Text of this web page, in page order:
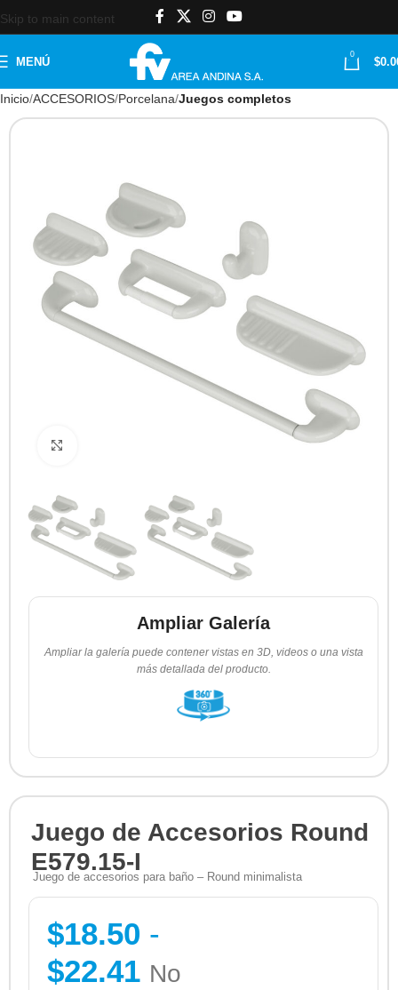
Skip to main content
MENÚ
0
$
Inicio ACCESORIOS Porcelana Juegos completos
Ampliar Galería
Ampliar la galería puede contener vistas en 3D, videos o una vista
más detallada del producto.
Juego de Accesorios Round
E579.15-I
Juego de accesorios para baño – Round minimalista
$18.50 -
$22.41 No